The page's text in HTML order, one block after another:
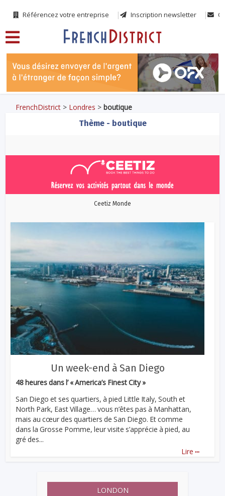
Référencez votre entreprise Inscription newsletter
FrenchDistrict > Londres >boutique
Thème - boutique
Ceetiz Monde
Un week-end à San Diego
48 heures dans l’ « America’s Finest City »
San Diego et ses quartiers, à pied Little Italy, South et
North Park, East Village… vous n’êtes pas à Manhattan,
mais au cœur des quartiers de San Diego. Et comme
dans la Grosse Pomme, leur visite s’apprécie à pied, au
gré des...
Lire ...
LONDON